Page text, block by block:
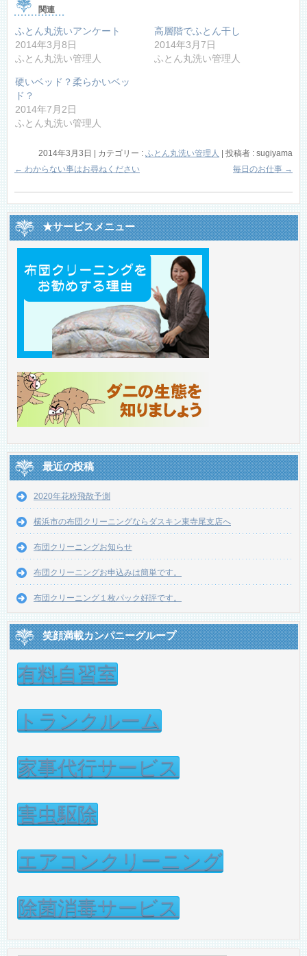
関連
ふとん丸洗いアンケート
2014年3月8日
ふとん丸洗い管理人
高層階でふとん干し
2014年3月7日
ふとん丸洗い管理人
硬いベッド？柔らかいベッ
ド？
2014年7月2日
ふとん丸洗い管理人
2014年3月3日 カテゴリー : ふとん丸洗い管理人
投稿者 : sugiyama
← わからない事はお尋ねください 毎日のお仕事 →
★サービスメニュー
最近の投稿
2020年花粉飛散予測
横浜市の布団クリーニングならダスキン東寺尾支店へ
布団クリーニングお知らせ
布団クリーニングお申込みは簡単です。
布団クリーニング１枚パック好評です。
笑顔満載カンパニーグループ
有料自習室
トランクルーム
家事代行サービス
害虫駆除
エアコンクリーニング
除菌消毒サービス